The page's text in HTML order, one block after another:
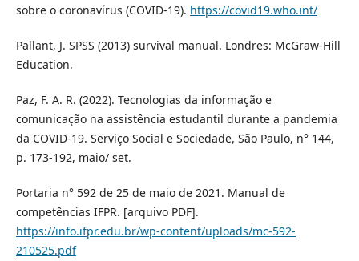
sobre o coronavírus (COVID-19). https://covid19.who.int/
Pallant, J. SPSS (2013) survival manual. Londres: McGraw-Hill
Education.
Paz, F. A. R. (2022). Tecnologias da informação e
comunicação na assistência estudantil durante a pandemia
da COVID-19. Serviço Social e Sociedade, São Paulo, n° 144,
p. 173-192, maio/ set.
Portaria n° 592 de 25 de maio de 2021. Manual de
competências IFPR. [arquivo PDF].
https://info.ifpr.edu.br/wp-content/uploads/mc-592-
210525.pdf